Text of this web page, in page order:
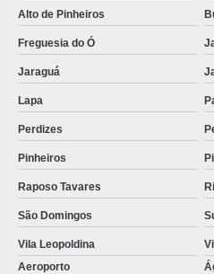
LENÇOIS DESCARTAVEIS COM
LENÇOL DESCARTÁVEL HOSPITALAR
LENÇOL DESCARTAVEL TNT PARA
LENÇOL PARA MACA COM ELÁSTICO
MÁSCARA DESCARTÁVEL
MASCARAS DESCARTAVEIS EM TNT
MATERIAIS DESCARTAVEIS
MATERIAIS ODONTOLÓGICOS
ONDE COMPRAR KIT CIRÚRGICO
Alto de Pinheiros
Freguesia do Ó
Jaraguá
Lapa
Perdizes
Pinheiros
Raposo Tavares
São Domingos
Vila Leopoldina
Aeroporto